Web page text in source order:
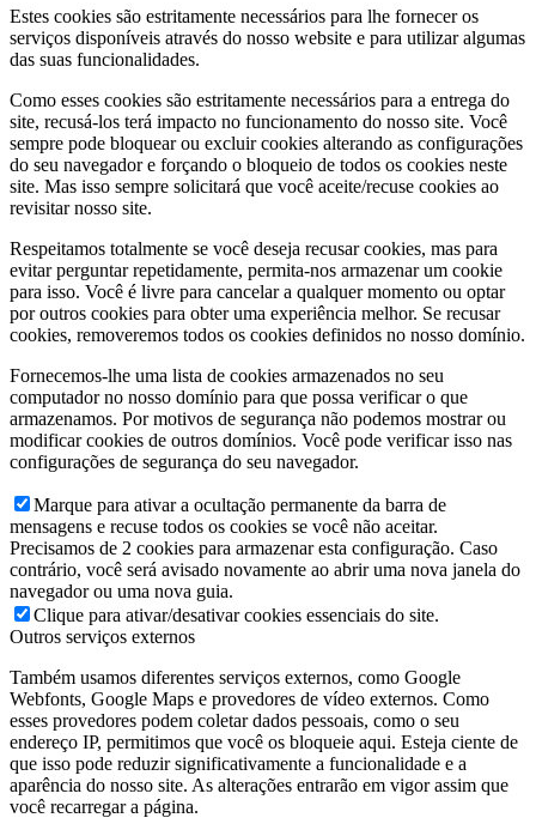
Estes cookies são estritamente necessários para lhe fornecer os
serviços disponíveis através do nosso website e para utilizar algumas
das suas funcionalidades.
Como esses cookies são estritamente necessários para a entrega do
site, recusá-los terá impacto no funcionamento do nosso site. Você
sempre pode bloquear ou excluir cookies alterando as configurações
do seu navegador e forçando o bloqueio de todos os cookies neste
site. Mas isso sempre solicitará que você aceite/recuse cookies ao
revisitar nosso site.
Respeitamos totalmente se você deseja recusar cookies, mas para
evitar perguntar repetidamente, permita-nos armazenar um cookie
para isso. Você é livre para cancelar a qualquer momento ou optar
por outros cookies para obter uma experiência melhor. Se recusar
cookies, removeremos todos os cookies definidos no nosso domínio.
Fornecemos-lhe uma lista de cookies armazenados no seu
computador no nosso domínio para que possa verificar o que
armazenamos. Por motivos de segurança não podemos mostrar ou
modificar cookies de outros domínios. Você pode verificar isso nas
configurações de segurança do seu navegador.
Marque para ativar a ocultação permanente da barra de
mensagens e recuse todos os cookies se você não aceitar.
Precisamos de 2 cookies para armazenar esta configuração. Caso
contrário, você será avisado novamente ao abrir uma nova janela do
navegador ou uma nova guia.
Clique para ativar/desativar cookies essenciais do site.
Outros serviços externos
Também usamos diferentes serviços externos, como Google
Webfonts, Google Maps e provedores de vídeo externos. Como
esses provedores podem coletar dados pessoais, como o seu
endereço IP, permitimos que você os bloqueie aqui. Esteja ciente de
que isso pode reduzir significativamente a funcionalidade e a
aparência do nosso site. As alterações entrarão em vigor assim que
você recarregar a página.